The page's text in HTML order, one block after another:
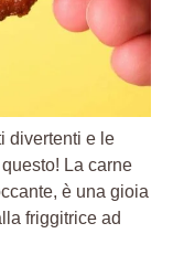
divertenti e le
La carne
è una gioia
friggitrice ad